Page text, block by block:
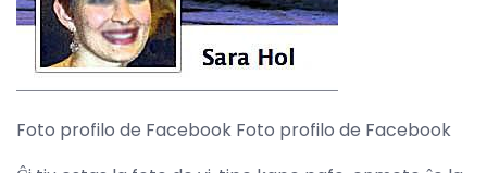
Foto profilo de Facebook Foto profilo de Facebook